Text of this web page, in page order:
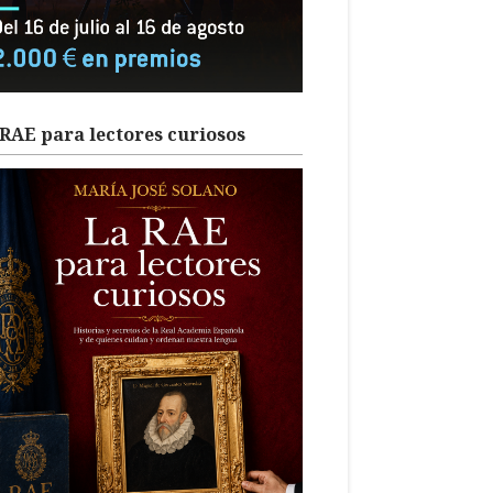
para lectores curiosos